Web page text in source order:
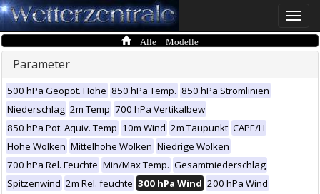
Toggle
Alle Modelle
Parameter
500 hPa Geopot. Höhe 850 hPa Temp. 850 hPa Stromlinien
Niederschlag 2m Temp 700 hPa Vertikalbew
850 hPa Pot. Äquiv. Temp 10m Wind 2m Taupunkt CAPE/LI
Hohe Wolken Mittelhohe Wolken Niedrige Wolken
700 hPa Rel. Feuchte Min/Max Temp. Gesamtniederschlag
Spitzenwind 2m Rel. feuchte 300 hPa Wind 200 hPa Wind